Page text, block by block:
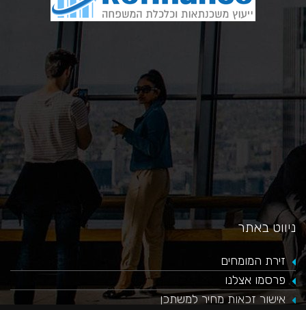
ניווט באתר
זירת המומחים
פרסמו אצלנו
אישור זכאות מחיר למשתכן